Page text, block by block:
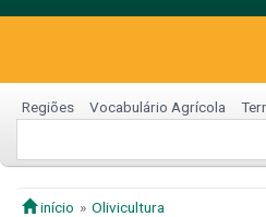
Regiões Vocabulário Agrícola
início
Olivicultura